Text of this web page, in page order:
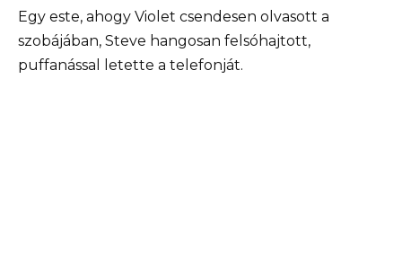
Egy este, ahogy Violet csendesen olvasott a
szobájában, Steve hangosan felsóhajtott,
puffanással letette a telefonját.